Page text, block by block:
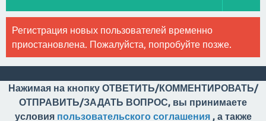
Регистрация новых пользователей временно
приостановлена. Пожалуйста, попробуйте позже.
Нажимая на кнопку ОТВЕТИТЬ/КОММЕНТИРОВАТЬ/
ОТПРАВИТЬ/ЗАДАТЬ ВОПРОС, вы принимаете
условия пользовательского соглашения, а также